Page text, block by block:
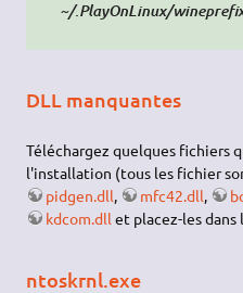
~/.PlayOnLinux/
DLL manquantes
Téléchargez quelques fichiers
l'installation (tous les fichier
pidgen.dll, mfc42.dll,
kdcom.dll et placez-les dans
ntoskrnl.exe